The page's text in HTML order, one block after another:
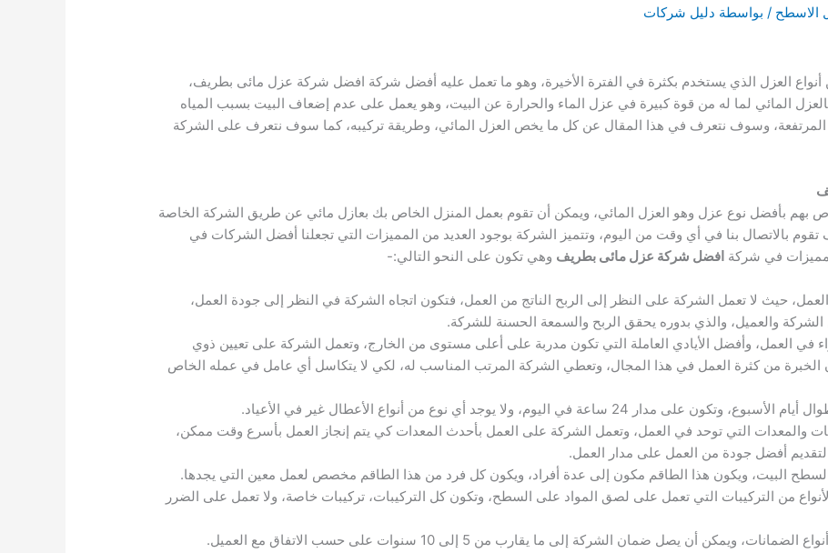
الاسطح / بواسطة دليل شركات
أنواع العزل الذي يستخدم بكثرة في الفترة الأخيرة، وهو ما تعمل عليه أفضل شركة افضل شركة عزل مائى بطريف،
المائي لما له من قوة كبيرة في عزل الماء والحرارة عن البيت، وهو يعمل على عدم إضعاف البيت بسبب المياه
وسوف نتعرف في هذا المقال عن كل ما يخص العزل المائي، وطريقة تركيبه، كما سوف نتعرف على الشركة
بهم بأفضل نوع عزل وهو العزل المائي، ويمكن أن تقوم بعمل المنزل الخاص بك بعازل مائي عن طريق الشركة الخاصة
بالاتصال بنا في أي وقت من اليوم، وتتميز الشركة بوجود العديد من المميزات التي تجعلنا أفضل الشركات في
في شركةافضل شركة عزل مائى بطريف وهي تكون على النحو التالي:-
حيث لا تعمل الشركة على النظر إلى الربح الناتج من العمل، فتكون اتجاه الشركة في النظر إلى جودة العمل،
والعميل، والذي بدوره يحقق الربح والسمعة الحسنة للشركة.
في العمل، وأفضل الأيادي العاملة التي تكون مدربة على أعلى مستوى من الخارج، وتعمل الشركة على تعيين ذوي
الخبرة من كثرة العمل في هذا المجال، وتعطي الشركة المرتب المناسب له، لكي لا يتكاسل أي عامل في عمله الخاص
ساعة في اليوم، ولا يوجد أي نوع من أنواع الأعطال غير في الأعياد.
والمعدات التي توحد في العمل، وتعمل الشركة على العمل بأحدث المعدات كي يتم إنجاز العمل بأسرع وقت ممكن،
أفضل جودة من العمل على مدار العمل.
البيت، ويكون هذا الطاقم مكون إلى عدة أفراد، ويكون كل فرد من هذا الطاقم مخصص لعمل معين التي يجدها.
من التركيبات التي تعمل على لصق المواد على السطح، وتكون كل التركيبات، تركيبات خاصة، ولا تعمل على الضرر
ويمكن أن يصل ضمان الشركة إلى ما يقارب من 5 إلى 10 سنوات على حسب الاتفاق مع العميل.